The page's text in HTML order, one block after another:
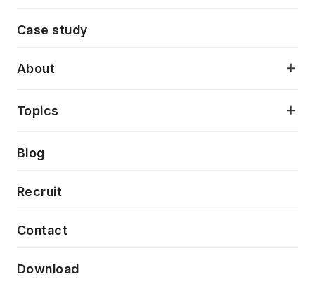
AI駆動開発支援
モダナイゼーション
特徴量エンジニアリングと生成AI
フロントエンド開発
Case study
About
当社が目指しているもの
Topics
Press release
News
Event/Seminer
Blog
Recruit
Contact
Download